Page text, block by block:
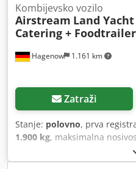
Hagenow 1.161 km
Kombijevsko vozilo
Airstream Land
Catering + Foodtrailer
Zatraži
Stanje: polovno, prva
1.900 kg, maksimalna
, tip
drugo, ukupna dužina: